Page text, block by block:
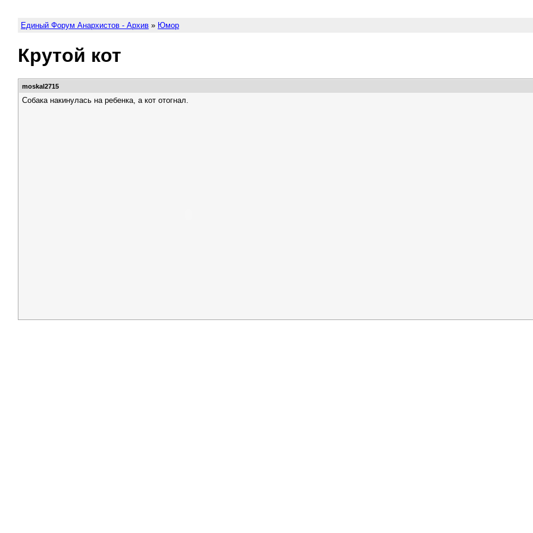
Единый Форум Анархистов - Архив » Юмор
Крутой кот
moskal2715
Собака накинулась на ребенка, а кот отогнал.